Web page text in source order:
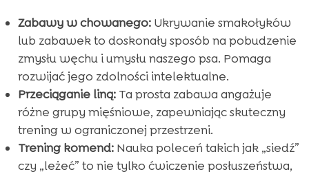
Zabawy w chowanego:Ukrywanie smakołyków
lub zabawek to doskonały sposób na pobudzenie
zmysłu węchu i umysłu naszego psa. Pomaga
rozwijać jego zdolności intelektualne.
Przeciąganie liną:Ta prosta zabawa angażuje
różne grupy mięśniowe, zapewniając skuteczny
trening w ograniczonej przestrzeni.
Trening komend:Nauka poleceń takich jak „siedź”
czy „leżeć” to nie tylko ćwiczenie posłuszeństwa,